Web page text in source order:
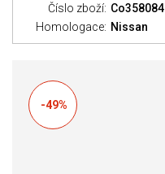
Číslo zboží: Co358084
Homologace: Nissan
-49%